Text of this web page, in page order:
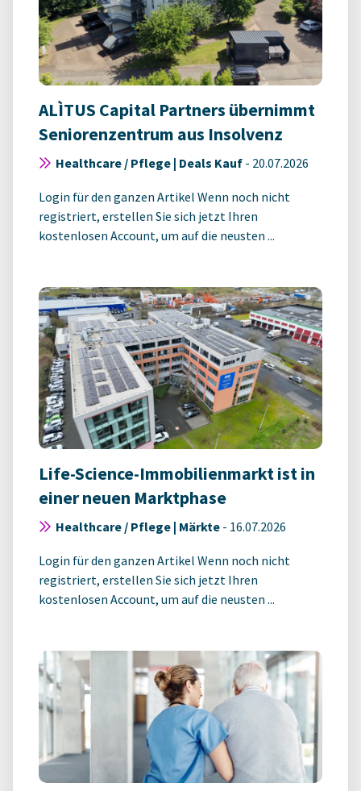
ALÌTUS Capital Partners übernimmt
Seniorenzentrum aus Insolvenz
Healthcare / Pflege | Deals Kauf - 20.07.2026
Login für den ganzen Artikel Wenn noch nicht
registriert, erstellen Sie sich jetzt Ihren
kostenlosen Account, um auf die neusten ...
Life-Science-Immobilienmarkt ist in
einer neuen Marktphase
Healthcare / Pflege | Märkte - 16.07.2026
Login für den ganzen Artikel Wenn noch nicht
registriert, erstellen Sie sich jetzt Ihren
kostenlosen Account, um auf die neusten ...